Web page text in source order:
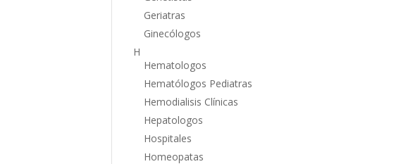
Geriatras
Ginecólogos
H
Hematologos
Hematólogos Pediatras
Hemodialisis Clínicas
Hepatologos
Hospitales
Homeopatas